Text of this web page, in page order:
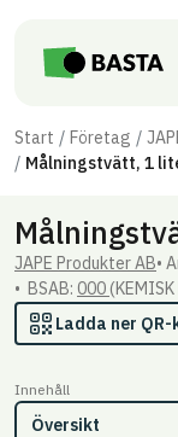
Start Företag
Målningstvätt, 1
JAPE Produkter AB
BSAB: 000(KEMISK
Ladda ner QR-
Innehåll
Översikt